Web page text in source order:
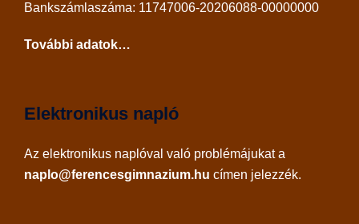
Bankszámlaszáma: 11747006-20206088-00000000
További adatok…
Elektronikus napló
Az elektronikus naplóval való problémájukat a
naplo@ferencesgimnazium.hu címen jelezzék.